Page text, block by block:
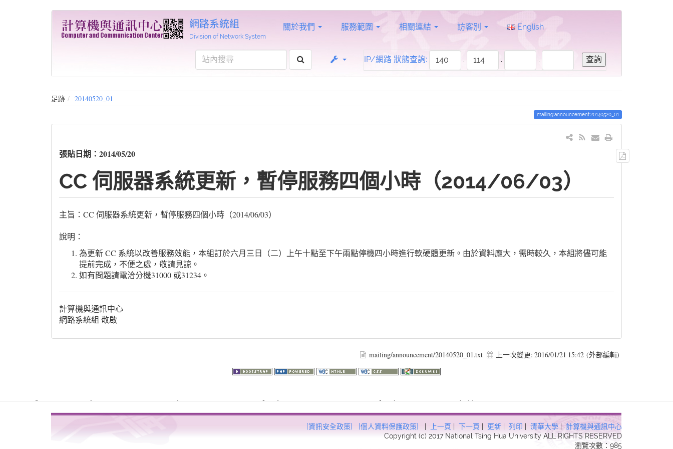
網路系統組
Division of Network System
關於我們 服務範圍 相關連結 訪客別 English
IP/網路 狀態查詢: . . .
足跡 20140520_01
mailing:announcement:20140520_01
出
張貼日期：2014/05/20
CC 伺服器系統更新，暫停服務四個小時（2014/06/03）
主旨：CC 伺服器系統更新，暫停服務四個小時（2014/06/03）
說明：
為更新 CC 系統以改善服務效能，本組訂於六月三日（二）上午十點至下午兩點停機四小時進行軟硬體更新。由於資料龐大，需時較久，本組將儘可能
提前完成，不便之處，敬請見諒。
如有問題請電洽分機31000 或31234。
計算機與通訊中心
網路系統組 敬啟
mailing/announcement/20140520_01.txt 上一次變更: 2016/01/21 15:42 (外部編輯)
[資訊安全政策] [個人資料保護政策] | 上一頁 | 下一頁 | 更新 | 列印 | 清華大學 |計算機與通訊中心
Copyright (c) 2017 National Tsing Hua University ALL RIGHTS RESERVED
瀏覽次數：985
Warning: file_get_contents(http://www.geoplugin.net/php.gp?ip=216.73.216.89): failed to open stream: HTTP request failed! HTTP/1.1 403 Forbidden in
/usr/local/dokuwiki2017/lib/plugins/quickstats/action.phpon line457